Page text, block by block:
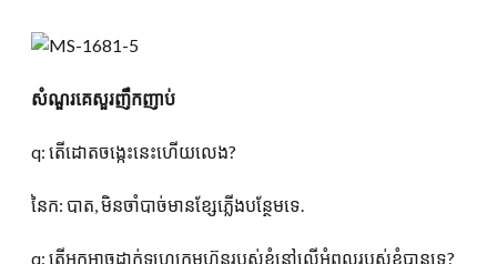
សំណួរគេសួរញឹកញាប់
q: តើដោតចង្កេះនេះហើយលេង?
នៃក: បាត, មិនចាំបាច់មានខ្សែភ្លើងបន្ថែមទេ.
q: តើអ្នកអាចដាក់ឡូហ្គូក្រុមហ៊ុនរបស់ខ្ញុំនៅលើអំពូលរបស់ខ្ញុំបានទេ?